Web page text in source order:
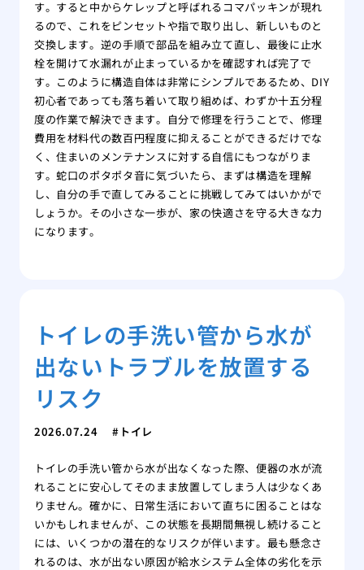
す。すると中からケレップと呼ばれるコマパッキンが現れ
るので、これをピンセットや指で取り出し、新しいものと
交換します。逆の手順で部品を組み立て直し、最後に止水
栓を開けて水漏れが止まっているかを確認すれば完了で
す。このように構造自体は非常にシンプルであるため、DIY
初心者であっても落ち着いて取り組めば、わずか十五分程
度の作業で解決できます。自分で修理を行うことで、修理
費用を材料代の数百円程度に抑えることができるだけでな
く、住まいのメンテナンスに対する自信にもつながりま
す。蛇口のポタポタ音に気づいたら、まずは構造を理解
し、自分の手で直してみることに挑戦してみてはいかがで
しょうか。その小さな一歩が、家の快適さを守る大きな力
になります。
トイレの手洗い管から水が
出ないトラブルを放置する
リスク
2026.07.24 トイレ
トイレの手洗い管から水が出なくなった際、便器の水が流
れることに安心してそのまま放置してしまう人は少なくあ
りません。確かに、日常生活において直ちに困ることはな
いかもしれませんが、この状態を長期間無視し続けること
には、いくつかの潜在的なリスクが伴います。最も懸念さ
れるのは、水が出ない原因が給水システム全体の劣化を示